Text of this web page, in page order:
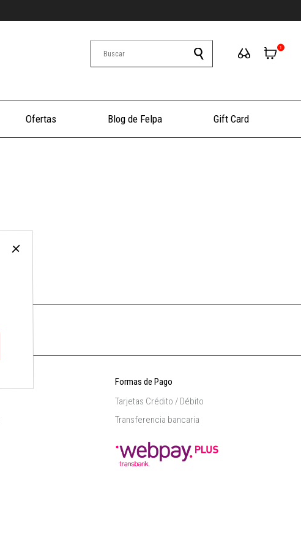
1
Ofertas Blog de Felpa Gift Card
+
Formas de Pago
Tarjetas Crédito / Débito
Transferencia bancaria